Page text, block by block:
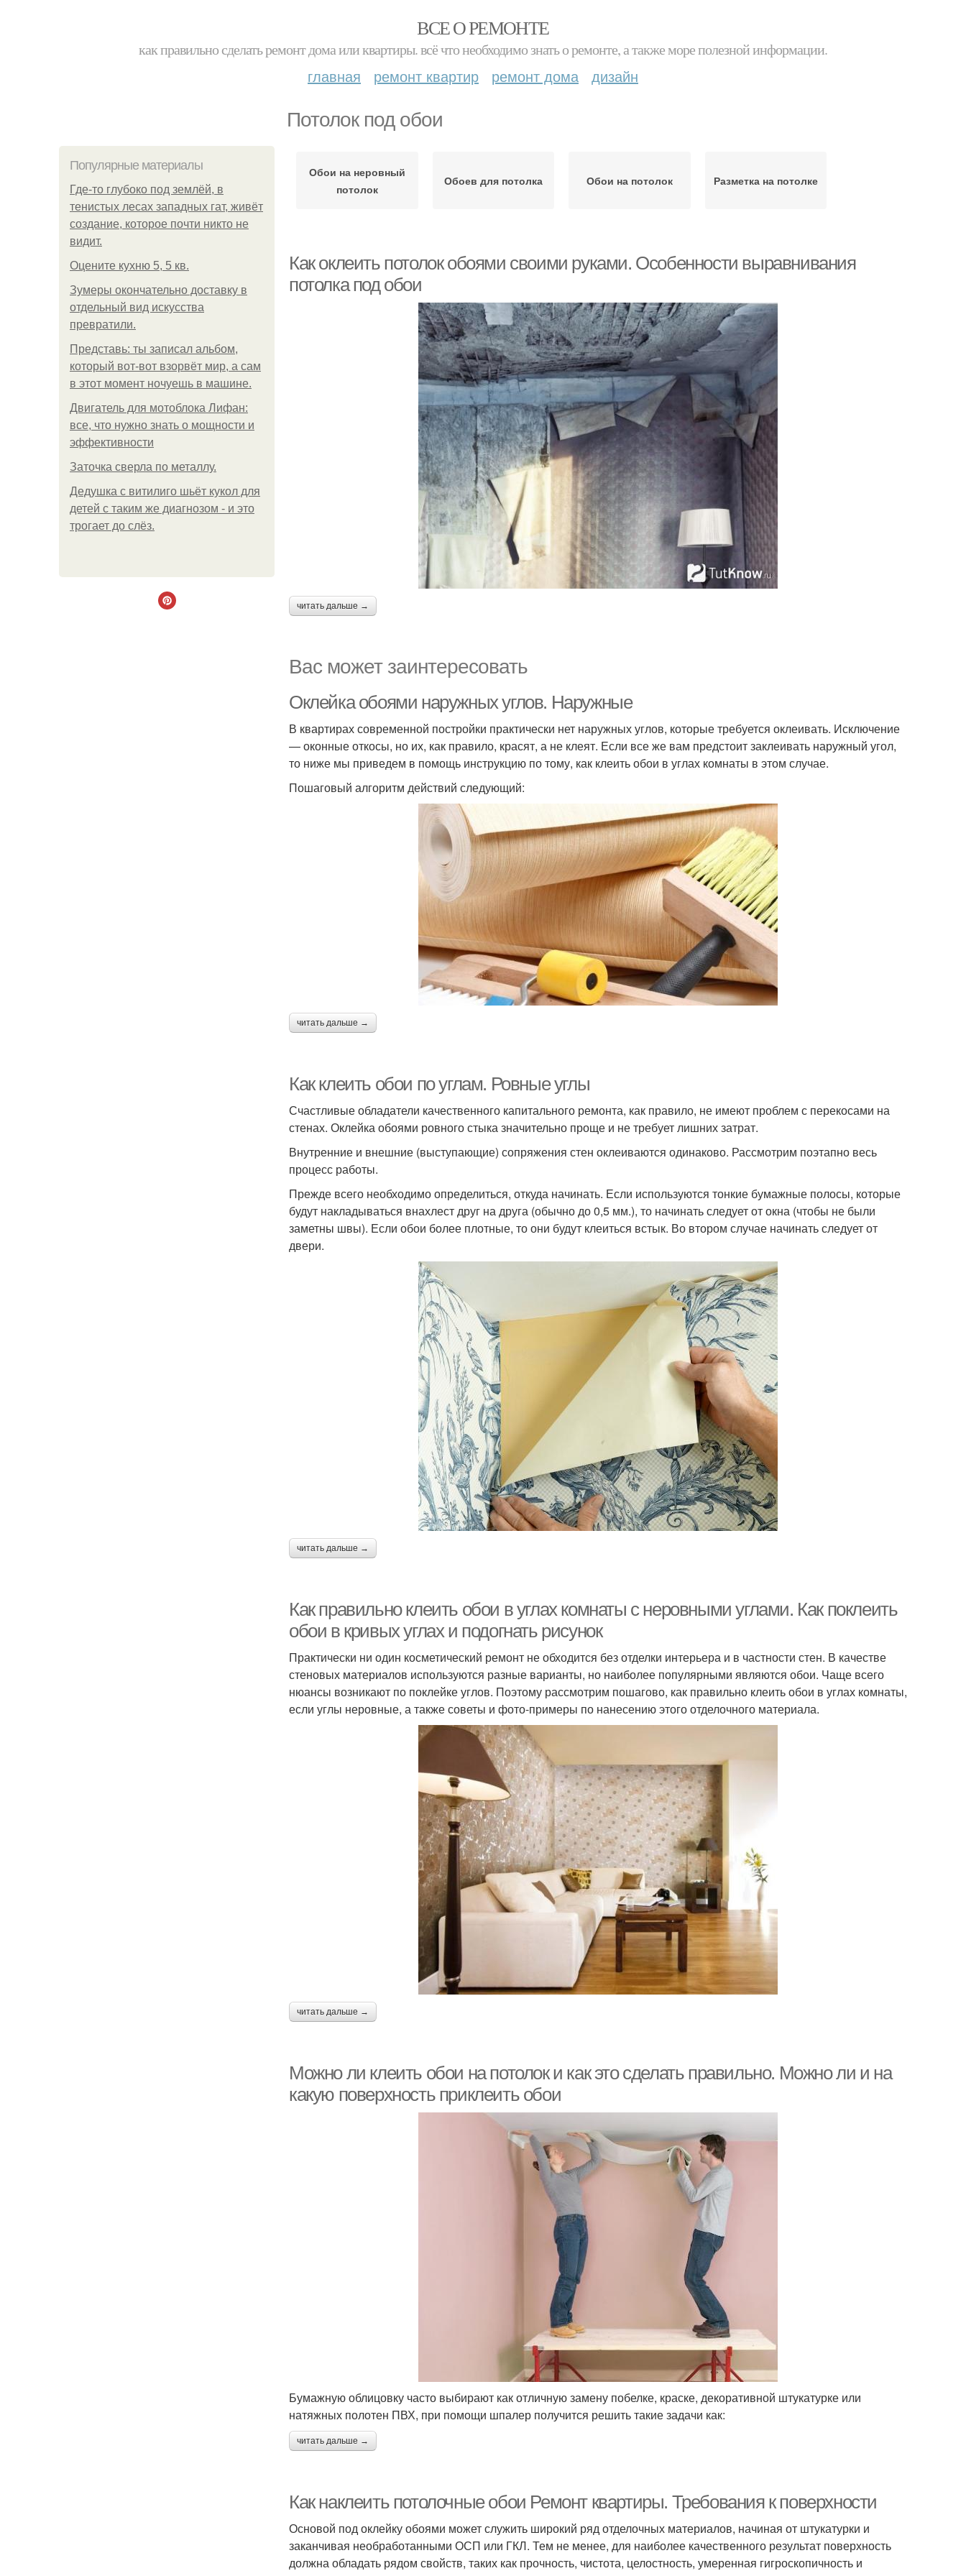
ВСЕ О РЕМОНТЕ
как правильно сделать ремонт дома или квартиры. всё что необходимо знать о ремонте, а также море полезной информации.
главная ремонт квартир ремонт дома дизайн
Потолок под обои
Популярные материалы
Где-то глубоко под землёй, в
тенистых лесах западных гат, живёт
создание, которое почти никто не
видит.
Оцените кухню 5, 5 кв.
Зумеры окончательно доставку в
отдельный вид искусства
превратили.
Представь: ты записал альбом,
который вот-вот взорвёт мир, а сам
в этот момент ночуешь в машине.
Двигатель для мотоблока Лифан:
все, что нужно знать о мощности и
эффективности
Заточка сверла по металлу.
Дедушка с витилиго шьёт кукол для
детей с таким же диагнозом - и это
трогает до слёз.
Обои на неровный
потолок
Обоев для потолка Обои на потолок Разметка на потолке
Как оклеить потолок обоями своими руками. Особенности выравнивания
потолка под обои
читать дальше →
Вас может заинтересовать
Оклейка обоями наружных углов. Наружные
В квартирах современной постройки практически нет наружных углов, которые требуется оклеивать. Исключение
— оконные откосы, но их, как правило, красят, а не клеят. Если все же вам предстоит заклеивать наружный угол,
то ниже мы приведем в помощь инструкцию по тому, как клеить обои в углах комнаты в этом случае.
Пошаговый алгоритм действий следующий:
читать дальше →
Как клеить обои по углам. Ровные углы
Счастливые обладатели качественного капитального ремонта, как правило, не имеют проблем с перекосами на
стенах. Оклейка обоями ровного стыка значительно проще и не требует лишних затрат.
Внутренние и внешние (выступающие) сопряжения стен оклеиваются одинаково. Рассмотрим поэтапно весь
процесс работы.
Прежде всего необходимо определиться, откуда начинать. Если используются тонкие бумажные полосы, которые
будут накладываться внахлест друг на друга (обычно до 0,5 мм.), то начинать следует от окна (чтобы не были
заметны швы). Если обои более плотные, то они будут клеиться встык. Во втором случае начинать следует от
двери.
читать дальше →
Как правильно клеить обои в углах комнаты с неровными углами. Как поклеить
обои в кривых углах и подогнать рисунок
Практически ни один косметический ремонт не обходится без отделки интерьера и в частности стен. В качестве
стеновых материалов используются разные варианты, но наиболее популярными являются обои. Чаще всего
нюансы возникают по поклейке углов. Поэтому рассмотрим пошагово, как правильно клеить обои в углах комнаты,
если углы неровные, а также советы и фото-примеры по нанесению этого отделочного материала.
читать дальше →
Можно ли клеить обои на потолок и как это сделать правильно. Можно ли и на
какую поверхность приклеить обои
Бумажную облицовку часто выбирают как отличную замену побелке, краске, декоративной штукатурке или
натяжных полотен ПВХ, при помощи шпалер получится решить такие задачи как:
читать дальше →
Как наклеить потолочные обои Ремонт квартиры. Требования к поверхности
Основой под оклейку обоями может служить широкий ряд отделочных материалов, начиная от штукатурки и
заканчивая необработанными ОСП или ГКЛ. Тем не менее, для наиболее качественного результат поверхность
должна обладать рядом свойств, таких как прочность, чистота, целостность, умеренная гигроскопичность и